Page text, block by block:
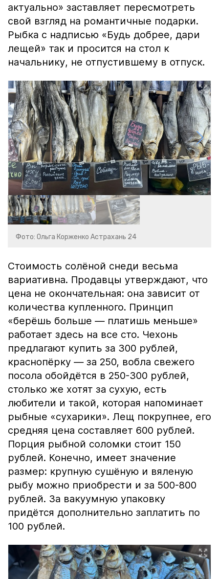
актуально» заставляет пересмотреть
свой взгляд на романтичные подарки.
Рыбка с надписью «Будь добрее, дари
лещей» так и просится на стол к
начальнику, не отпустившему в отпуск.
Фото: Ольга Корженко Астрахань 24
Стоимость солёной снеди весьма
вариативна. Продавцы утверждают, что
цена не окончательная: она зависит от
количества купленного. Принцип
«берёшь больше — платишь меньше»
работает здесь на все сто. Чехонь
предлагают купить за 300 рублей,
краснопёрку — за 250, вобла свежего
посола обойдётся в 250-300 рублей,
столько же хотят за сухую, есть
любители и такой, которая напоминает
рыбные «сухарики». Лещ покрупнее, его
средняя цена составляет 600 рублей.
Порция рыбной соломки стоит 150
рублей. Конечно, имеет значение
размер: крупную сушёную и вяленую
рыбу можно приобрести и за 500-800
рублей. За вакуумную упаковку
придётся дополнительно заплатить по
100 рублей.